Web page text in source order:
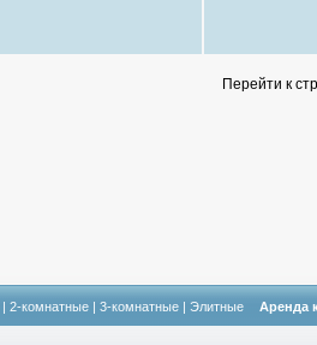
Перейти к
| 2-комнатные | 3-комнатные | Элитные Аренда